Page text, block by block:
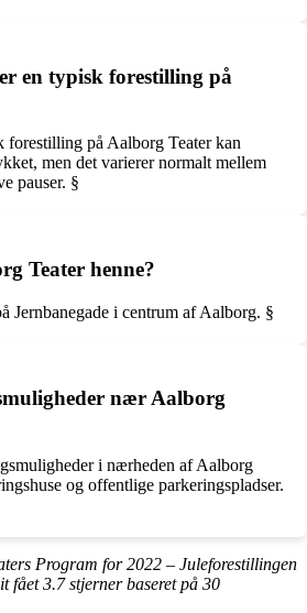
en typisk forestilling på
forestilling på Aalborg Teater kan
men det varierer normalt mellem
pauser. §
Teater henne?
Jernbanegade i centrum af Aalborg. §
nær Aalborg
i nærheden af Aalborg
og offentlige parkeringspladser.
Program for 2022 – Juleforestillingen
fået3.7stjerner baseret på 30